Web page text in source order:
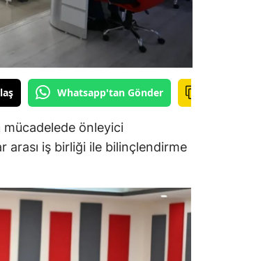
Whatsapp'tan Gönder
mücadelede önleyici
arası iş birliği ile bilinçlendirme